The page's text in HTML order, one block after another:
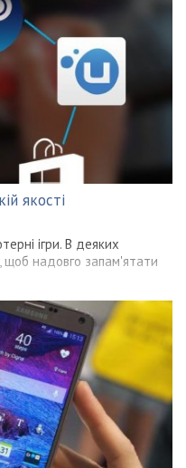
якості
ігри. В деяких
щоб надовго запам'ятати